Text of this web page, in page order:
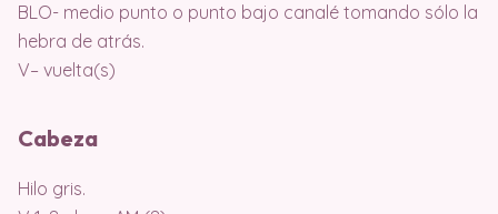
BLO- medio punto o punto bajo canalé tomando sólo la
hebra de atrás.
V– vuelta(s)
Cabeza
Hilo gris.